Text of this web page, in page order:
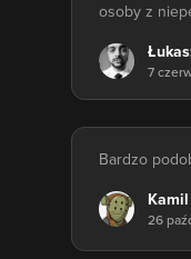
osoby z
7
Bardzo
Kamil
26